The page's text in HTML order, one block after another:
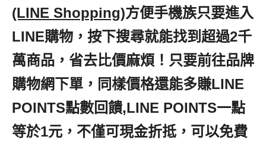
(LINE Shopping)方便手機族只要進入
LINE購物，按下搜尋就能找到超過2千
萬商品，省去比價麻煩！只要前往品牌
購物網下單，同樣價格還能多賺LINE
POINTS點數回饋,LINE POINTS一點
等於1元，不僅可現金折抵，可以免費